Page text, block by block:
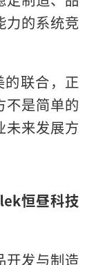
力的系统竞
的联合，正
不是简单的
未来发展方
恒昼科技
开发与制造